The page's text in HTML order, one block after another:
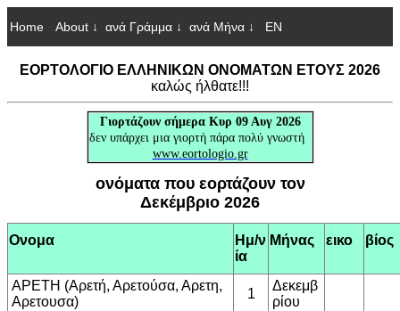
Home About ↓ ανά Γράμμα ↓ ανά Μήνα ↓ EN
ΕΟΡΤΟΛΟΓΙΟ ΕΛΛΗΝΙΚΩΝ ΟΝΟΜΑΤΩΝ ΕΤΟΥΣ 2026
καλώς ήλθατε!!!
Γιορτάζουν σήμερα Κυρ 09 Αυγ 2026
δεν υπάρχει μια γιορτή πάρα πολύ γνωστή
www.eortologio.gr
ονόματα που εορτάζουν τον
Δεκέμβριο 2026
Ονομα
Ημ/ν
ία
Μήνας εικο βίος
ΑΡΕΤΗ (Αρετή, Αρετούσα, Αρετη,
Αρετουσα)
1
Δεκεμβ
ρίου